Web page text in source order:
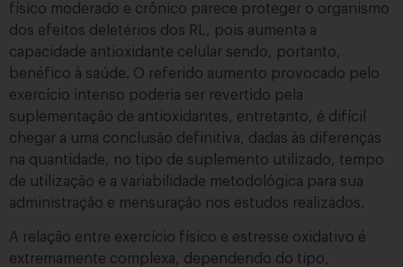
físico moderado e crônico parece proteger o organismo
dos efeitos deletérios dos RL, pois aumenta a
capacidade antioxidante celular sendo, portanto,
benéfico à saúde. O referido aumento provocado pelo
exercício intenso poderia ser revertido pela
suplementação de antioxidantes, entretanto, é difícil
chegar a uma conclusão definitiva, dadas às diferenças
na quantidade, no tipo de suplemento utilizado, tempo
de utilização e a variabilidade metodológica para sua
administração e mensuração nos estudos realizados.
A relação entre exercício físico e estresse oxidativo é
extremamente complexa, dependendo do tipo,